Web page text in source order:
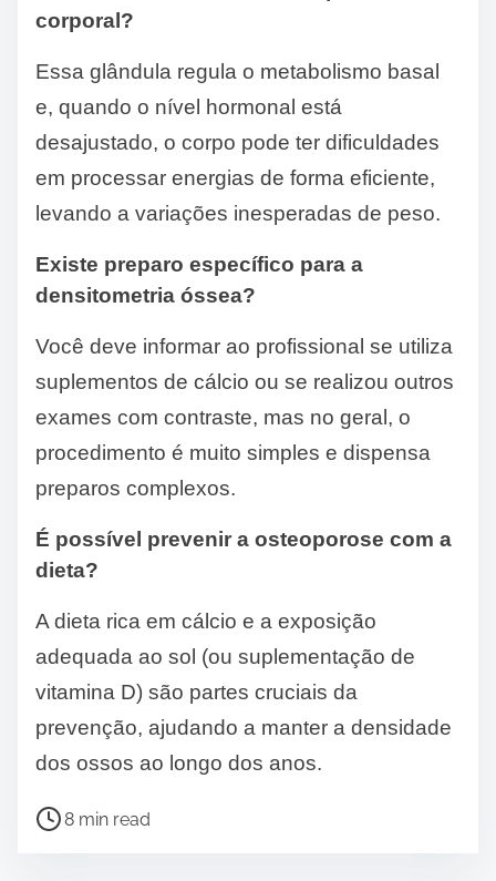
corporal?
Essa glândula regula o metabolismo basal
e, quando o nível hormonal está
desajustado, o corpo pode ter dificuldades
em processar energias de forma eficiente,
levando a variações inesperadas de peso.
Existe preparo específico para a
densitometria óssea?
Você deve informar ao profissional se utiliza
suplementos de cálcio ou se realizou outros
exames com contraste, mas no geral, o
procedimento é muito simples e dispensa
preparos complexos.
É possível prevenir a osteoporose com a
dieta?
A dieta rica em cálcio e a exposição
adequada ao sol (ou suplementação de
vitamina D) são partes cruciais da
prevenção, ajudando a manter a densidade
dos ossos ao longo dos anos.
P
8 min read